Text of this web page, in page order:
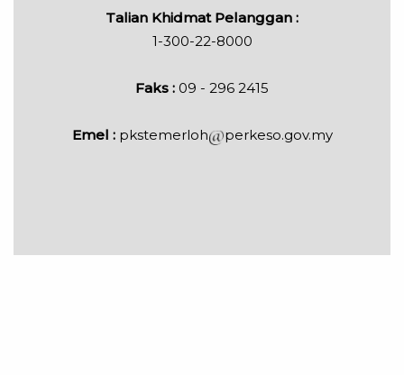
Talian Khidmat Pelanggan :
1-300-22-8000
Faks : 09 - 296 2415
Emel :pkstemerloh perkeso.gov.my